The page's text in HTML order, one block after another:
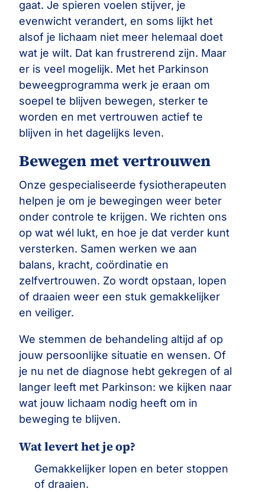
gaat. Je spieren voelen stijver, je
evenwicht verandert, en soms lijkt het
alsof je lichaam niet meer helemaal doet
wat je wilt. Dat kan frustrerend zijn. Maar
er is veel mogelijk. Met het Parkinson
beweegprogramma werk je eraan om
soepel te blijven bewegen, sterker te
worden en met vertrouwen actief te
blijven in het dagelijks leven.
Bewegen met vertrouwen
Onze gespecialiseerde fysiotherapeuten
helpen je om je bewegingen weer beter
onder controle te krijgen. We richten ons
op wat wél lukt, en hoe je dat verder kunt
versterken. Samen werken we aan
balans, kracht, coördinatie en
zelfvertrouwen. Zo wordt opstaan, lopen
of draaien weer een stuk gemakkelijker
en veiliger.
We stemmen de behandeling altijd af op
jouw persoonlijke situatie en wensen. Of
je nu net de diagnose hebt gekregen of al
langer leeft met Parkinson: we kijken naar
wat jouw lichaam nodig heeft om in
beweging te blijven.
Wat levert het je op?
Gemakkelijker lopen en beter stoppen
of draaien.